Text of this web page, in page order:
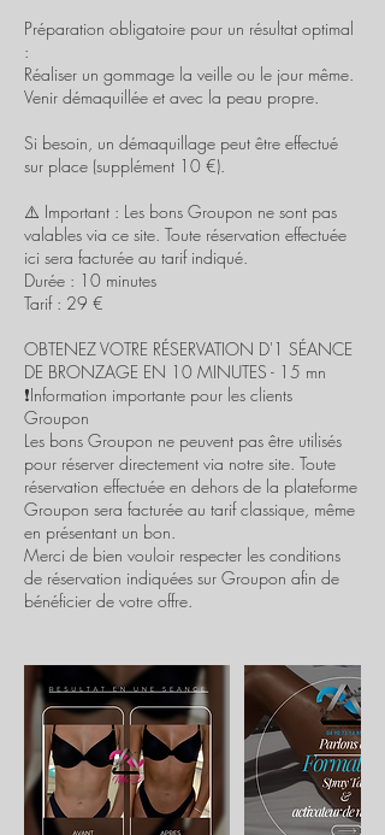
Préparation obligatoire pour un résultat optimal
:
Réaliser un gommage la veille ou le jour même.
Venir démaquillée et avec la peau propre.
Si besoin, un démaquillage peut être effectué
sur place (supplément 10 €).
⚠️ Important : Les bons Groupon ne sont pas
valables via ce site. Toute réservation effectuée
ici sera facturée au tarif indiqué.
Durée : 10 minutes
Tarif : 29 €
OBTENEZ VOTRE RÉSERVATION D'1 SÉANCE
DE BRONZAGE EN 10 MINUTES - 15 mn
❗️Information importante pour les clients
Groupon
Les bons Groupon ne peuvent pas être utilisés
pour réserver directement via notre site. Toute
réservation effectuée en dehors de la plateforme
Groupon sera facturée au tarif classique, même
en présentant un bon.
Merci de bien vouloir respecter les conditions
de réservation indiquées sur Groupon afin de
bénéficier de votre offre.